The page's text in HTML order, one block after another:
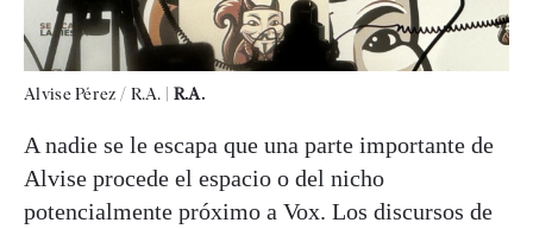
Alvise Pérez / R.A. R.A.
A nadie se le escapa que una parte importante de
Alvise procede el espacio o del nicho
potencialmente próximo a Vox. Los discursos de